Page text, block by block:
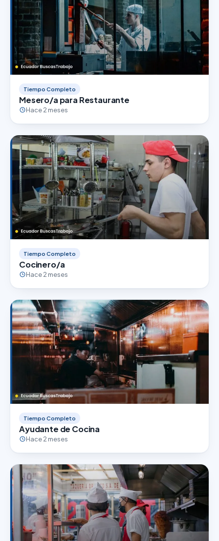
Tiempo Completo
Mesero/a para Restaurante
Hace 2 meses
Tiempo Completo
Cocinero/a
Hace 2 meses
Tiempo Completo
Ayudante de Cocina
Hace 2 meses